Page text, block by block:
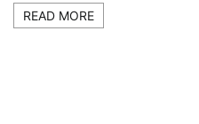
READ MORE